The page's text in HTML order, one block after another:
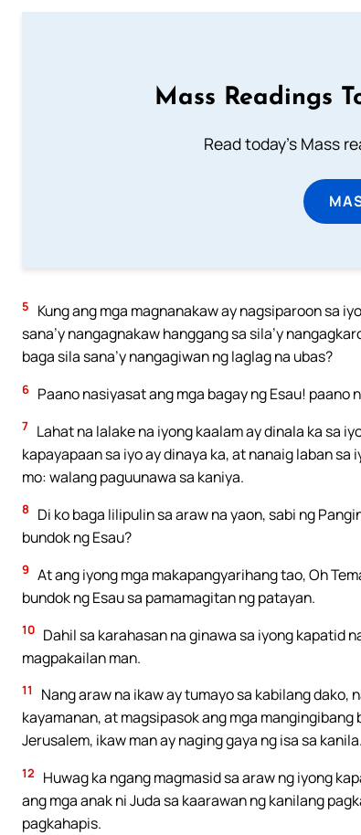
Mass Readings
Read today's Mass
5
Kung ang mga magnanakaw ay nagsiparoon sa
sana’y nangagnakaw hanggang sa sila’y
baga sila sana’y nangagiwan ng laglag na ubas?
6 Paano nasiyasat ang mga bagay ng Esau!
7 Lahat na lalake na iyong kaalam ay dinala ka sa
kapayapaan sa iyo ay dinaya ka, at nanaig laban
mo: walang paguunawa sa kaniya.
8
Di ko baga lilipulin sa araw na yaon, sabi ng
bundok ng Esau?
9 At ang iyong mga makapangyarihang tao, Oh
bundok ng Esau sa pamamagitan ng patayan.
10 Dahil sa karahasan na ginawa sa iyong kapatid
magpakailan man.
11
Nang araw na ikaw ay tumayo sa kabilang dako,
kayamanan, at magsipasok ang mga
Jerusalem, ikaw man ay naging gaya ng isa sa kanila.
12
Huwag ka ngang magmasid sa araw ng iyong
ang mga anak ni Juda sa kaarawan ng kanilang
pagkahapis.